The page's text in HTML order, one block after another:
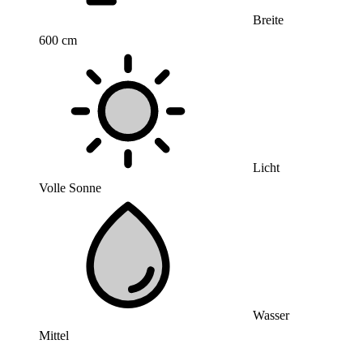
Breite
600 cm
Licht
Volle Sonne
Wasser
Mittel